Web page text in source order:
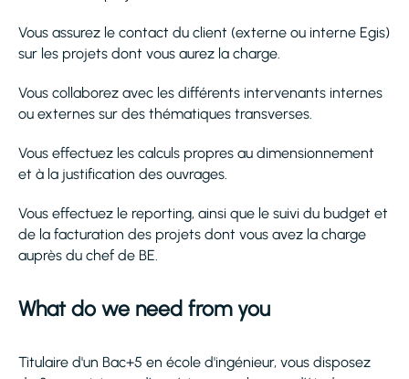
Vous assurez le contact du client (externe ou interne Egis)
sur les projets dont vous aurez la charge.
Vous collaborez avec les différents intervenants internes
ou externes sur des thématiques transverses.
Vous effectuez les calculs propres au dimensionnement
et à la justification des ouvrages.
Vous effectuez le reporting, ainsi que le suivi du budget et
de la facturation des projets dont vous avez la charge
auprès du chef de BE.
What do we need from you
Titulaire d'un Bac+5 en école d'ingénieur, vous disposez